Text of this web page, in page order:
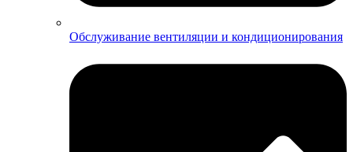
Обслуживание вентиляции и кондиционирования